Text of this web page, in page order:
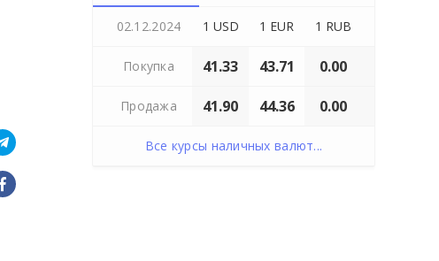
02.12.2024 1 USD 1 EUR 1 RUB
Покупка 41.33 43.71 0.00
Продажа 41.90 44.36 0.00
Все курсы наличных валют...